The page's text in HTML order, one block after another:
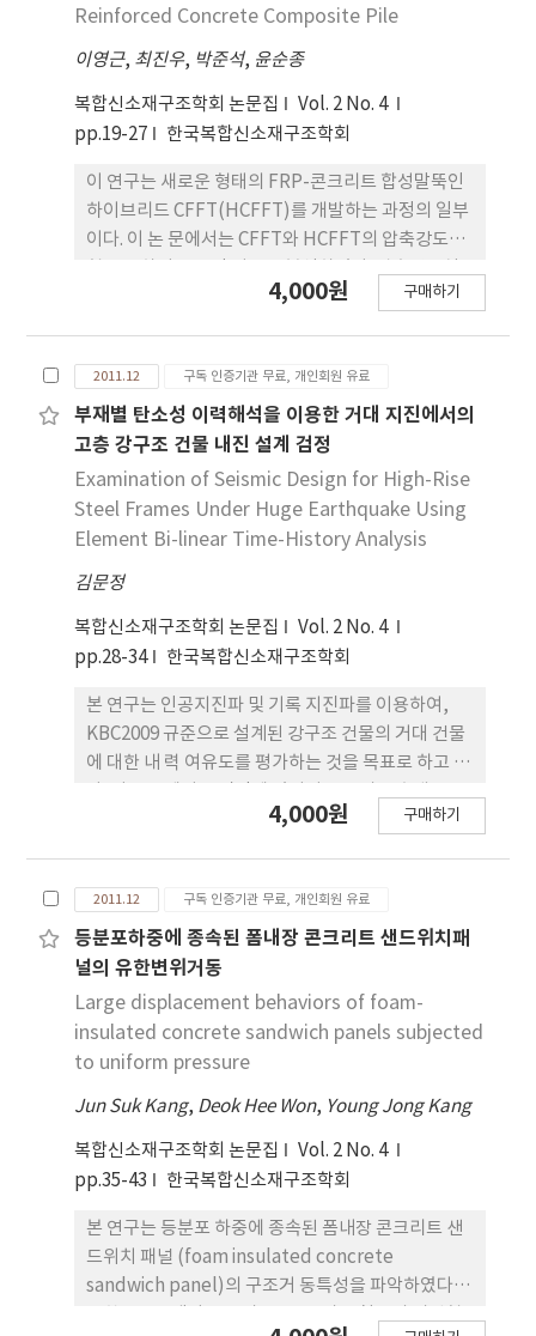
Reinforced Concrete Composite Pile
이영근, 최진우, 박준석, 윤순종
복합신소재구조학회 논문집
Vol. 2 No. 4
pp.19-27
한국복합신소재구조학회
이 연구는 새로운 형태의 FRP-콘크리트 합성말뚝인
하이브리드 CFFT(HCFFT)를 개발하는 과정의 일부
이다. 이 논 문에서는 CFFT와 HCFFT의 압축강도실
험에 앞서 PFRP와 FFRP 재료의 역학적 성질을 조사
리고, FFRP 두께를 변수로 PFRP를 제외한 CFFT 실
험체를 제작하고 실험을 수행하여 HCFFT와 비교·
분석하였다. 실험 결과, HCFFT의 압축강도는 CFFT
에 비하여 11~47% 향상되는 것으로 나타났다. 실험
구간내의 필 라멘트 와인딩 FRP 보강두께의 증가에
따른 HCFFT의 압축강도는 선형으로 증가시키는 것
으로 나타났다. 또한 실 험체와 동일한 조건의 유한요
소해석을 수행하였다. 해석결과는 실험결과에 비하여
모든 시편에서 약간 작은 값을 보였으며, 0.14%에서
17.95%까지의 오차범위 내에 있음을 알 수 있었다.
4,000원 구매하기
2011.12 구독 인증기관 무료, 개인회원 유료
부재별 탄소성 이력해석을 이용한 거대 지진에서의
고층 강구조 건물 내진 설계 검정
Examination of Seismic Design for High-Rise
Steel Frames Under Huge Earthquake Using
Element Bi-linear Time-History Analysis
김문정
복합신소재구조학회 논문집
Vol. 2 No. 4
pp.28-34
한국복합신소재구조학회
본 연구는 인공지진파 및 기록 지진파를 이용하여,
KBC2009 규준으로 설계된 강구조 건물의 거대 건물
에 대한 내 력 여유도를 평가하는 것을 목표로 하고 있
층강성이 고정되어 있는 2-D 프레임을 고려하였고,
석법은 응답 스펙트럼을 이용한 모드 해석과 기록 및
인공지진파를 이용한 시간이력해석을 선택하여 모델
의 거동을 조사하였으며 해석에서는 P-delta 효과를
고려한다.
4,000원 구매하기
2011.12 구독 인증기관 무료, 개인회원 유료
등분포하중에 종속된 폼내장 콘크리트 샌드위치패
널의 유한변위거동
Large displacement behaviors of foam-
insulated concrete sandwich panels subjected
to uniform pressure
Jun Suk Kang, Deok Hee Won, Young Jong Kang
복합신소재구조학회 논문집
Vol. 2 No. 4
pp.35-43
한국복합신소재구조학회
본 연구는 등분포 하중에 종속된 폼내장 콘크리트 샌
드위치 패널 (foam insulated concrete
sandwich panel)의 구조거 동특성을 파악하였다.